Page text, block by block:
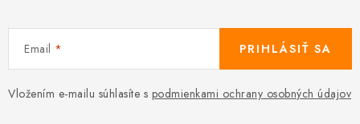
Email
Vložením e-mailu súhlasíte s podmienkami ochrany osobných údajov
PRIHLÁSIŤ SA